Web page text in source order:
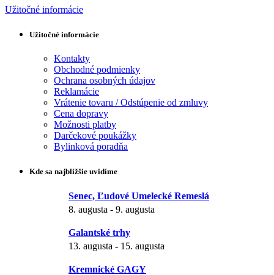
Užitočné informácie
Užitočné informácie
Kontakty
Obchodné podmienky
Ochrana osobných údajov
Reklamácie
Vrátenie tovaru / Odstúpenie od zmluvy
Cena dopravy
Možnosti platby
Darčekové poukážky
Bylinková poradňa
Kde sa najbližšie uvidíme
Senec, Ľudové Umelecké Remeslá
8. augusta - 9. augusta
Galantské trhy
13. augusta - 15. augusta
Kremnické GAGY